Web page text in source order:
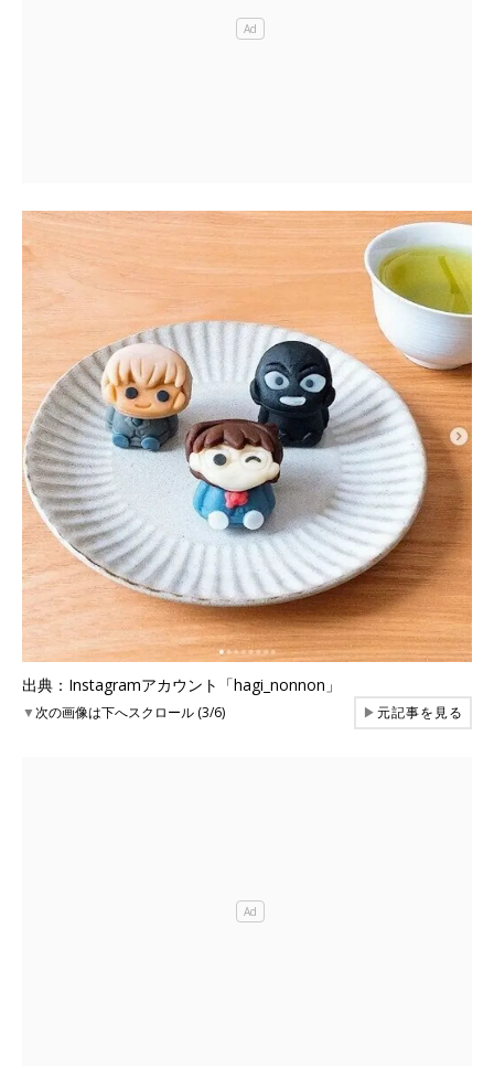
出典：Instagramアカウント「hagi_nonnon」
▼次の画像は下へスクロール (3/6) ▶元記事を見る